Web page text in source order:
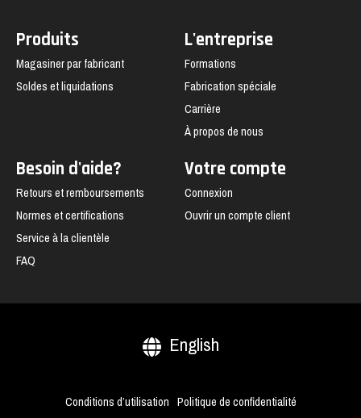
Produits
Magasiner par fabricant
Soldes et liquidations
L'entreprise
Formations
Fabrication spéciale
Carrière
À propos de nous
Besoin d'aide?
Retours et remboursements
Normes et certifications
Service à la clientèle
FAQ
Votre compte
Connexion
Ouvrir un compte client
English
Conditions d’utilisation Politique de confidentialité